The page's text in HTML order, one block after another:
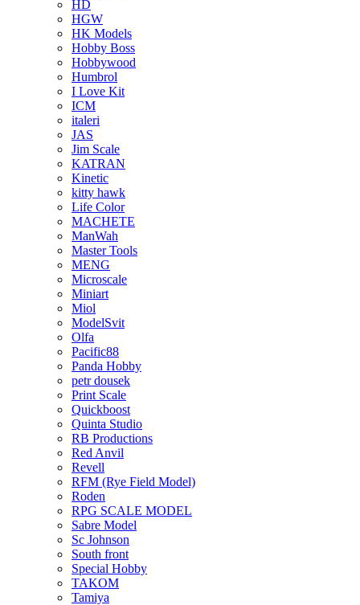
HD
HGW
HK Models
Hobby Boss
Hobbywood
Humbrol
I Love Kit
ICM
italeri
JAS
Jim Scale
KATRAN
Kinetic
kitty hawk
Life Color
MACHETE
ManWah
Master Tools
MENG
Microscale
Miniart
Miol
ModelSvit
Olfa
Pacific88
Panda Hobby
petr dousek
Print Scale
Quickboost
Quinta Studio
RB Productions
Red Anvil
Revell
RFM (Rye Field Model)
Roden
RPG SCALE MODEL
Sabre Model
Sc Johnson
South front
Special Hobby
TAKOM
Tamiya